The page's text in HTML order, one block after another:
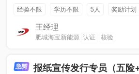
经验不限 学历不限 5人
奖励计划
销售奖金
社保五险
王经理
肥城海宝新能源 认证 核验
报纸宣传发行专员（五险